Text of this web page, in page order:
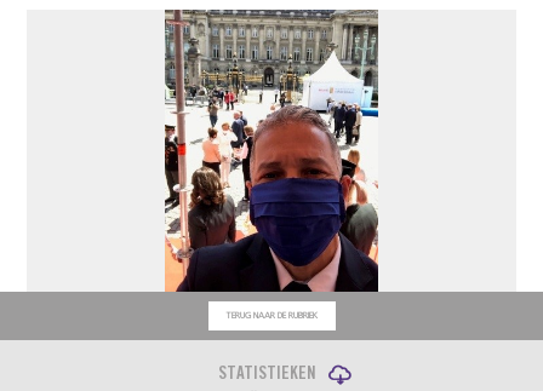
TERUG NAAR DE RUBRIEK
STATISTIEKEN